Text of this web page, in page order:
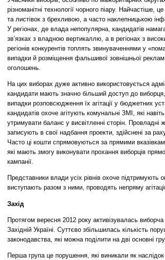
різноманітні технології чорного піару. Найчастіше,
та листівок з брехливою, а часто наклепницькою
У регіонах, де влада непопулярна, кандидатів
зв’язках з владною вертикаллю, а в регіонах з
регіонів конкурентів топлять звинуваченнями у
випадки й розміщення фальшивої зовнішньої
оголошень.
На цих виборах дуже активно використовується
кандидати мають значно більший доступ до
випадки розповсюдження їх агітації у бюджетних
кандидатів охоче агітують комунальні ЗМІ, які
утримувати баланс у висвітленні сторін. Провладні
записують в свої надбання проекти, здійснені за
Часто ці кошти спрямовуються за прямими
які мають змогу виконувати прохання виборців прямо
кампанії.
Представники влади усіх рівнів охоче підтримують
виступають разом з ними, проводять непряму
Захід
Протягом вересня 2012 року активізувалась
Західній Україні. Суттєво збільшилась кількість
законодавства, які можна поділити на дві основні
Перша група це порушення, які виникали як